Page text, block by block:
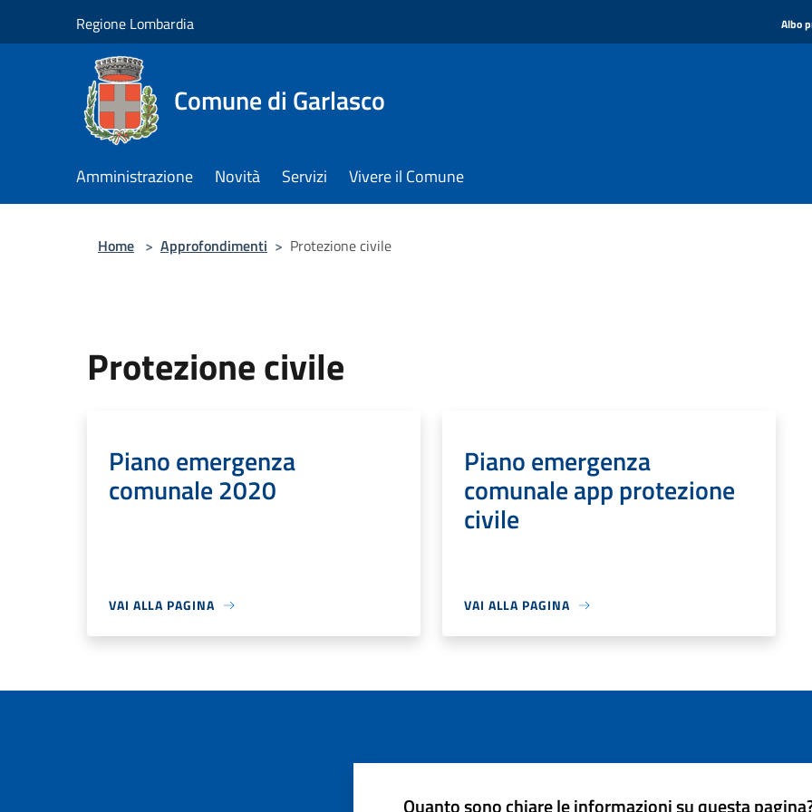
Regione Lombardia Albo
Comune di Garlasco
Amministrazione Novità Servizi Vivere il Comune
Home > Approfondimenti > Protezione civile
Protezione civile
Piano emergenza
comunale 2020
VAI ALLA PAGINA
Piano emergenza
comunale app protezione
civile
VAI ALLA PAGINA
Quanto sono chiare le informazioni su questa